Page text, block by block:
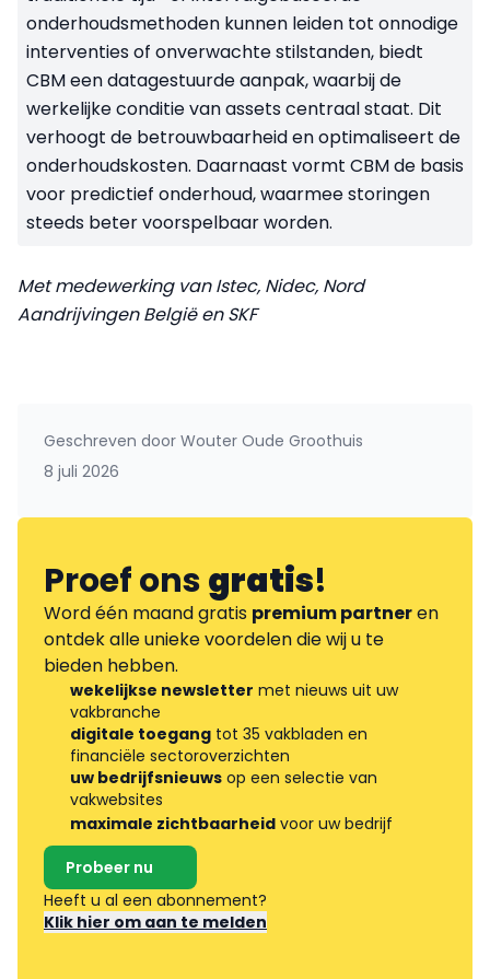
onderhoudsmethoden kunnen leiden tot onnodige
interventies of onverwachte stilstanden, biedt
CBM een datagestuurde aanpak, waarbij de
werkelijke conditie van assets centraal staat. Dit
verhoogt de betrouwbaarheid en optimaliseert de
onderhoudskosten. Daarnaast vormt CBM de basis
voor predictief onderhoud, waarmee storingen
steeds beter voorspelbaar worden.
Met medewerking van Istec, Nidec, Nord
Aandrijvingen België en SKF
Geschreven door Wouter Oude Groothuis
8 juli 2026
Proef onsgratis!
Word één maand gratis premium partneren
ontdek alle unieke voordelen die wij u te
bieden hebben.
wekelijkse newsletter met nieuws uit uw
vakbranche
digitale toegang tot 35 vakbladen en
financiële sectoroverzichten
uw bedrijfsnieuws op een selectie van
vakwebsites
maximale zichtbaarheid voor uw bedrijf
Probeer nu
Heeft u al een abonnement?
Klik hier om aan te melden